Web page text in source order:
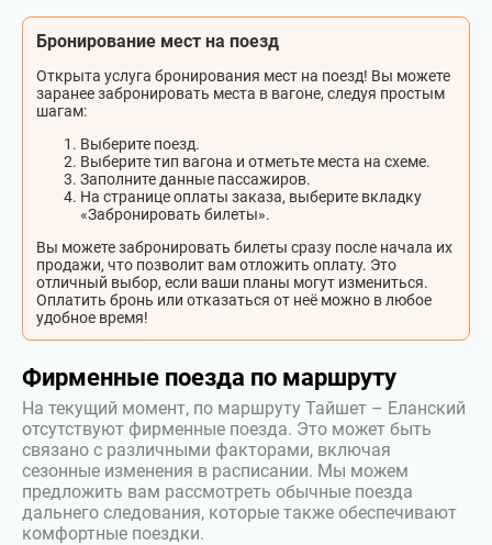
Бронирование мест на поезд
Открыта услуга бронирования мест на поезд! Вы можете
заранее забронировать места в вагоне, следуя простым
шагам:
Выберите поезд.
Выберите тип вагона и отметьте места на схеме.
Заполните данные пассажиров.
На странице оплаты заказа, выберите вкладку
«Забронировать билеты».
Вы можете забронировать билеты сразу после начала их
продажи, что позволит вам отложить оплату. Это
отличный выбор, если ваши планы могут измениться.
Оплатить бронь или отказаться от неё можно в любое
удобное время!
Фирменные поезда по маршруту
На текущий момент, по маршруту Тайшет – Еланский
отсутствуют фирменные поезда. Это может быть
связано с различными факторами, включая
сезонные изменения в расписании. Мы можем
предложить вам рассмотреть обычные поезда
дальнего следования, которые также обеспечивают
комфортные поездки.